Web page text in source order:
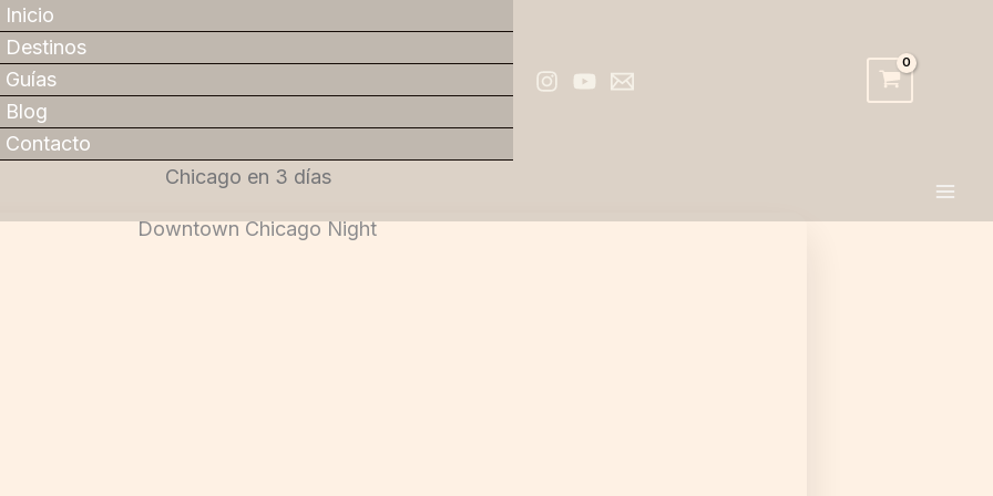
Inicio
Destinos
Guías
Blog
Contacto
Chicago en 3 días